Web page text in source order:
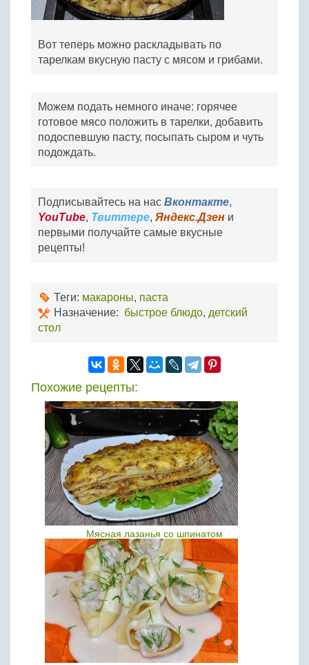
Вот теперь можно раскладывать по
тарелкам вкусную пасту с мясом и грибами.
Можем подать немного иначе: горячее
готовое мясо положить в тарелки, добавить
подоспевшую пасту, посыпать сыром и чуть
подождать.
Подписывайтесь на нас Вконтакте,
YouTube, Твиттере, Яндекс.Дзен и
первыми получайте самые вкусные
рецепты!
Теги: макароны, паста
Назначение: быстрое блюдо, детский
стол
Похожие рецепты:
Мясная лазанья со шпинатом